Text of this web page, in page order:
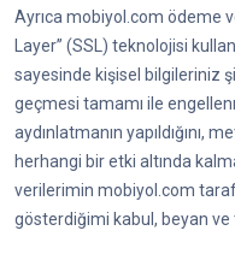
Ayrıca mobiyol.com ödeme
Layer’’ (SSL) teknolojisi
sayesinde kişisel bilgileriniz
geçmesi tamamı ile
aydınlatmanın yapıldığını,
herhangi bir etki altında
verilerimin mobiyol.com
gösterdiğimi kabul, beyan ve